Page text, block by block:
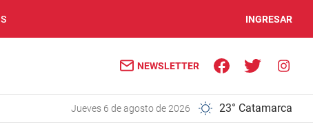
INGRESAR
NEWSLETTER
jueves 6 de agosto de 2026 23° Catamarca